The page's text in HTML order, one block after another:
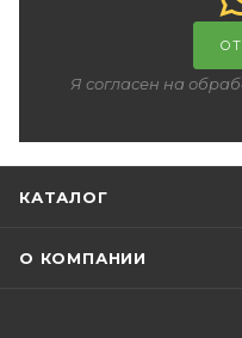
Я согласен на
КАТАЛОГ
О КОМПАНИИ